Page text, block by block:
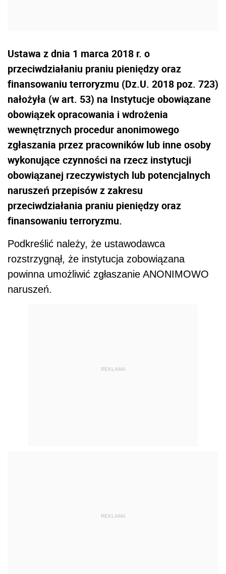
Ustawa z dnia 1 marca 2018 r. o
przeciwdziałaniu praniu pieniędzy oraz
finansowaniu terroryzmu (Dz.U. 2018 poz. 723)
nałożyła (w art. 53) na Instytucje obowiązane
obowiązek opracowania i wdrożenia
wewnętrznych procedur anonimowego
zgłaszania przez pracowników lub inne osoby
wykonujące czynności na rzecz instytucji
obowiązanej rzeczywistych lub potencjalnych
naruszeń przepisów z zakresu
przeciwdziałania praniu pieniędzy oraz
finansowaniu terroryzmu.
Podkreślić należy, że ustawodawca
rozstrzygnął, że instytucja zobowiązana
powinna umożliwić zgłaszanie ANONIMOWO
naruszeń.
REKLAMA
REKLAMA